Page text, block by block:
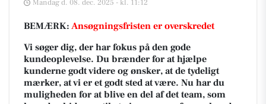
Mandag d. 08. dec. 2025 - kl. 11:12
BEMÆRK: Ansøgningsfristen er overskredet
Vi søger dig, der har fokus på den gode
kundeoplevelse. Du brænder for at hjælpe
kunderne godt videre og ønsker, at de tydeligt
mærker, at vi er et godt sted at være. Nu har du
muligheden for at blive en del af det team, som